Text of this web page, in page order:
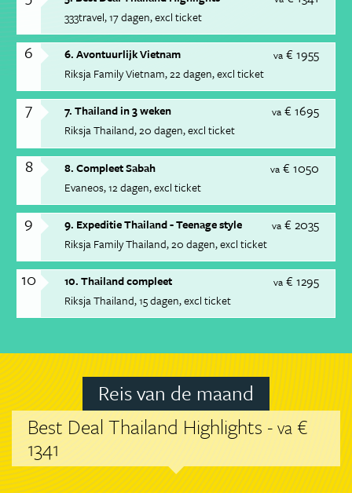
333travel 17 dagen excl ticket
6 va € 1955
6. Avontuurlijk Vietnam
Riksja Family Vietnam 22 dagen excl ticket
7 va € 1695
7. Thailand in 3 weken
Riksja Thailand 20 dagen excl ticket
8 va € 1050
8. Compleet Sabah
Evaneos 12 dagen excl ticket
9 va € 2035
9. Expeditie Thailand - Teenage style
Riksja Family Thailand 20 dagen excl ticket
10 va € 1295
10. Thailand compleet
Riksja Thailand 15 dagen excl ticket
Reis van de maand
Best Deal Thailand Highlights -va €
1341